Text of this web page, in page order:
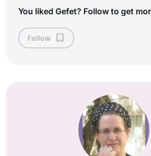
You liked Gefet? Follow to get
Follow